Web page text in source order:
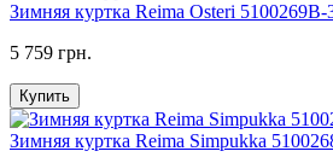
Зимняя куртка Reima Osteri 5100269B-
5 759 грн.
Купить
Зимняя куртка Reima Simpukka